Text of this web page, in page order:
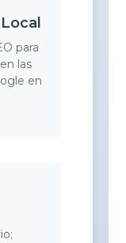
para
las
en